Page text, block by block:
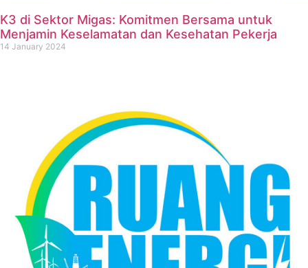
K3 di Sektor Migas: Komitmen Bersama untuk
Menjamin Keselamatan dan Kesehatan Pekerja
14 January 2024